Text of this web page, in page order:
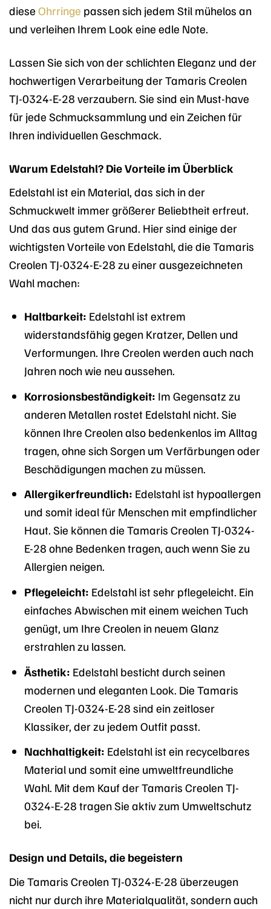
diese Ohrringe passen sich jedem Stil mühelos an
und verleihen Ihrem Look eine edle Note.
Lassen Sie sich von der schlichten Eleganz und der
hochwertigen Verarbeitung der Tamaris Creolen
TJ-0324-E-28 verzaubern. Sie sind ein Must-have
für jede Schmucksammlung und ein Zeichen für
Ihren individuellen Geschmack.
Warum Edelstahl? Die Vorteile im Überblick
Edelstahl ist ein Material, das sich in der
Schmuckwelt immer größerer Beliebtheit erfreut.
Und das aus gutem Grund. Hier sind einige der
wichtigsten Vorteile von Edelstahl, die die Tamaris
Creolen TJ-0324-E-28 zu einer ausgezeichneten
Wahl machen:
Haltbarkeit: Edelstahl ist extrem
widerstandsfähig gegen Kratzer, Dellen und
Verformungen. Ihre Creolen werden auch nach
Jahren noch wie neu aussehen.
Korrosionsbeständigkeit: Im Gegensatz zu
anderen Metallen rostet Edelstahl nicht. Sie
können Ihre Creolen also bedenkenlos im Alltag
tragen, ohne sich Sorgen um Verfärbungen oder
Beschädigungen machen zu müssen.
Allergikerfreundlich: Edelstahl ist hypoallergen
und somit ideal für Menschen mit empfindlicher
Haut. Sie können die Tamaris Creolen TJ-0324-
E-28 ohne Bedenken tragen, auch wenn Sie zu
Allergien neigen.
Pflegeleicht: Edelstahl ist sehr pflegeleicht. Ein
einfaches Abwischen mit einem weichen Tuch
genügt, um Ihre Creolen in neuem Glanz
erstrahlen zu lassen.
Ästhetik: Edelstahl besticht durch seinen
modernen und eleganten Look. Die Tamaris
Creolen TJ-0324-E-28 sind ein zeitloser
Klassiker, der zu jedem Outfit passt.
Nachhaltigkeit: Edelstahl ist ein recycelbares
Material und somit eine umweltfreundliche
Wahl. Mit dem Kauf der Tamaris Creolen TJ-
0324-E-28 tragen Sie aktiv zum Umweltschutz
bei.
Design und Details, die begeistern
Die Tamaris Creolen TJ-0324-E-28 überzeugen
nicht nur durch ihre Materialqualität, sondern auch